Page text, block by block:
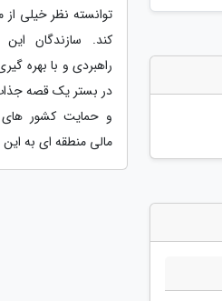
توانسته نظر خیلی
کند. سازندگان
راهبردی و با بهره
در بستر یک قصه
و حمایت کشور
مالی منطقه ای به